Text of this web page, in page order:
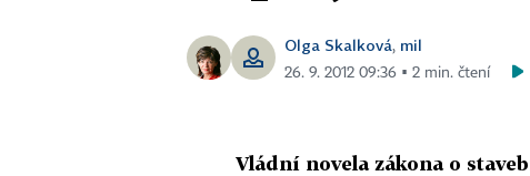
Olga Skalková, mil
26. 9. 2012 09:36 ▪ 2 min. čtení
Vládní novela zákona o